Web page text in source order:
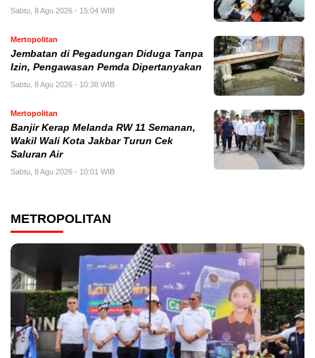
Sabtu, 8 Agu 2026 - 15:04 WIB
Mertopolitan
Jembatan di Pegadungan Diduga Tanpa
Izin, Pengawasan Pemda Dipertanyakan
Sabtu, 8 Agu 2026 - 10:38 WIB
Mertopolitan
Banjir Kerap Melanda RW 11 Semanan,
Wakil Wali Kota Jakbar Turun Cek
Saluran Air
Sabtu, 8 Agu 2026 - 10:01 WIB
METROPOLITAN